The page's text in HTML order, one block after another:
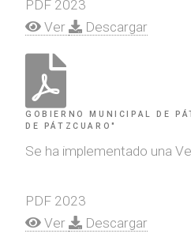
PDF 2023
Ver
Descargar
GOBIERNO MUNICIPAL DE
DE PÁTZCUARO"
Se ha implementado una
PDF 2023
Ver
Descargar